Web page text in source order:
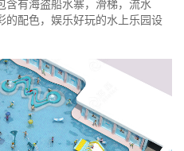
含有海盗船水寨，滑梯，流水
的配色，娱乐好玩的水上乐园设